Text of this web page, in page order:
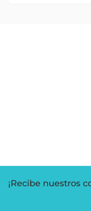
¡Recibe nuestros